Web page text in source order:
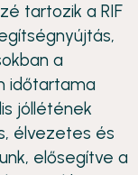
tartozik a RIF
a
időtartama
jóllétének
élvezetes és
elősegítve a